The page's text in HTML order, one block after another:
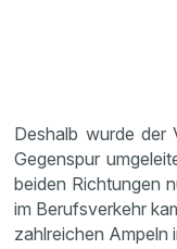
Deshalb wurde der
Gegenspur
beiden Richtungen
im Berufsverkehr
zahlreichen Ampeln